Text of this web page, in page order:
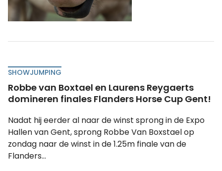
SHOWJUMPING
Robbe van Boxtael en Laurens Reygaerts
domineren finales Flanders Horse Cup Gent!
Nadat hij eerder al naar de winst sprong in de Expo
Hallen van Gent, sprong Robbe Van Boxstael op
zondag naar de winst in de 1.25m finale van de
Flanders...